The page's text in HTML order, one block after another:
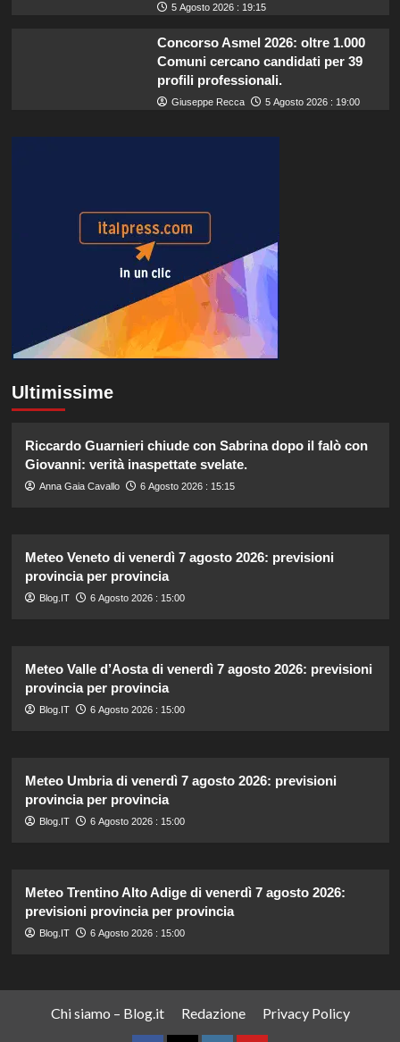
5 Agosto 2026 : 19:15
Concorso Asmel 2026: oltre 1.000
Comuni cercano candidati per 39
profili professionali.
Giuseppe Recca 5 Agosto 2026 : 19:00
Ultimissime
Riccardo Guarnieri chiude con Sabrina dopo il falò con
Giovanni: verità inaspettate svelate.
Anna Gaia Cavallo 6 Agosto 2026 : 15:15
Meteo Veneto di venerdì 7 agosto 2026: previsioni
provincia per provincia
Blog.IT 6 Agosto 2026 : 15:00
Meteo Valle d’Aosta di venerdì 7 agosto 2026: previsioni
provincia per provincia
Blog.IT 6 Agosto 2026 : 15:00
Meteo Umbria di venerdì 7 agosto 2026: previsioni
provincia per provincia
Blog.IT 6 Agosto 2026 : 15:00
Meteo Trentino Alto Adige di venerdì 7 agosto 2026:
previsioni provincia per provincia
Blog.IT 6 Agosto 2026 : 15:00
Chi siamo – Blog.it Redazione Privacy Policy